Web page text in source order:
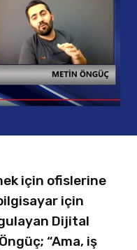
için ofislerine
için
Dijital
“Ama, iş